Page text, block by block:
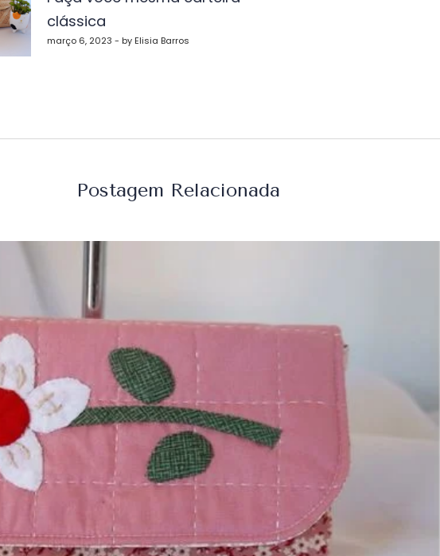
clássica
março 6, 2023 - by Elisia Barros
Postagem Relacionada